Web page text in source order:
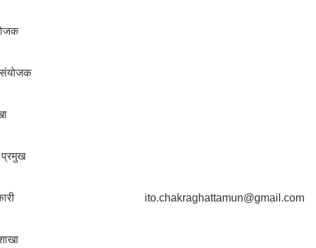
प्रमुख
ito.chakraghattamun@gmail.com